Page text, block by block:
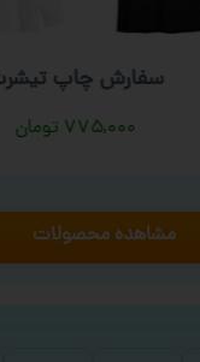
سفارش چاپ تیشرت
۷۷۵,۰۰۰تومان
مشاهده محصولات